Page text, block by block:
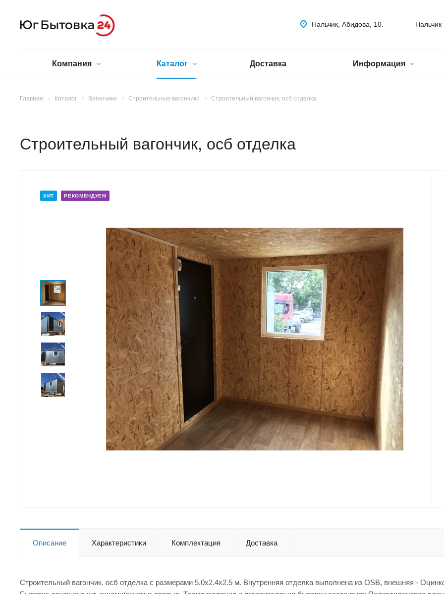
Нальчик
Нальчик, Абидова, 10.
Компания Каталог Доставка Информация
Главная Каталог Вагончики Строительные вагончики Строительный вагончик, осб отделка
Строительный вагончик, осб отделка
ХИТ РЕКОМЕНДУЕМ
Описание Характеристики Комплектация Доставка
Строительный вагончик, осб отделка с размерами 5.0x2.4x2.5 м. Внутренняя отделка выполнена из OSB, внешняя -